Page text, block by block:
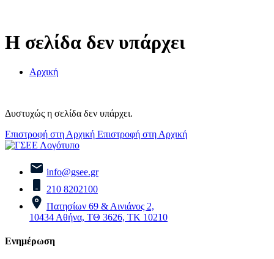
Η σελίδα δεν υπάρχει
Αρχική
Δυστυχώς η σελίδα δεν υπάρχει.
Επιστροφή στη Αρχική Επιστροφή στη Αρχική
info@gsee.gr
210 8202100
Πατησίων 69 & Αινιάνος 2,
10434 Αθήνα, ΤΘ 3626, ΤΚ 10210
Ενημέρωση